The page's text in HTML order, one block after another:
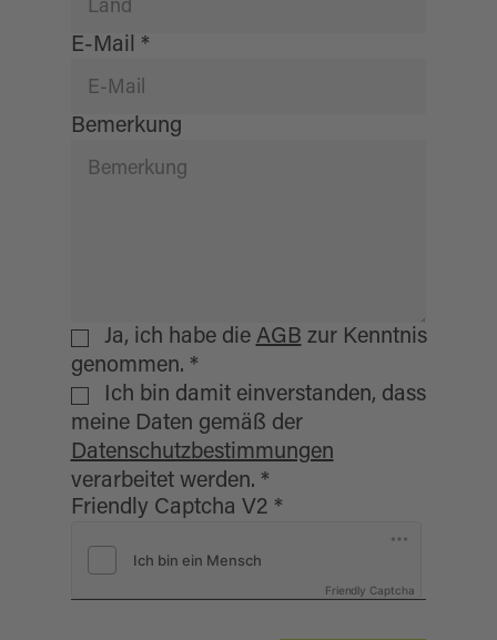
E-Mail *
Bemerkung
Ja, ich habe die AGB zur Kenntnis
genommen. *
Ich bin damit einverstanden, dass
meine Daten gemäß der
Datenschutzbestimmungen
verarbeitet werden. *
Friendly Captcha V2 *
Friendly Captcha